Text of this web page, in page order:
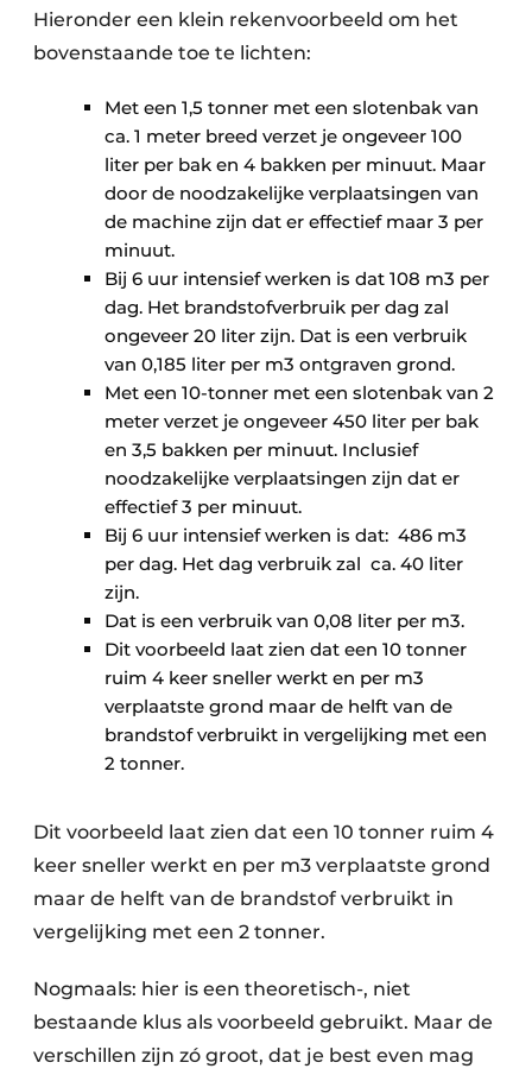
Hieronder een klein rekenvoorbeeld om het
bovenstaande toe te lichten:
Met een 1,5 tonner met een slotenbak van
ca. 1 meter breed verzet je ongeveer 100
liter per bak en 4 bakken per minuut. Maar
door de noodzakelijke verplaatsingen van
de machine zijn dat er effectief maar 3 per
minuut.
Bij 6 uur intensief werken is dat 108 m3 per
dag. Het brandstofverbruik per dag zal
ongeveer 20 liter zijn. Dat is een verbruik
van 0,185 liter per m3 ontgraven grond.
Met een 10-tonner met een slotenbak van 2
meter verzet je ongeveer 450 liter per bak
en 3,5 bakken per minuut. Inclusief
noodzakelijke verplaatsingen zijn dat er
effectief 3 per minuut.
Bij 6 uur intensief werken is dat: 486 m3
per dag. Het dag verbruik zal ca. 40 liter
zijn.
Dat is een verbruik van 0,08 liter per m3.
Dit voorbeeld laat zien dat een 10 tonner
ruim 4 keer sneller werkt en per m3
verplaatste grond maar de helft van de
brandstof verbruikt in vergelijking met een
2 tonner.
Dit voorbeeld laat zien dat een 10 tonner ruim 4
keer sneller werkt en per m3 verplaatste grond
maar de helft van de brandstof verbruikt in
vergelijking met een 2 tonner.
Nogmaals: hier is een theoretisch-, niet
bestaande klus als voorbeeld gebruikt. Maar de
verschillen zijn zó groot, dat je best even mag